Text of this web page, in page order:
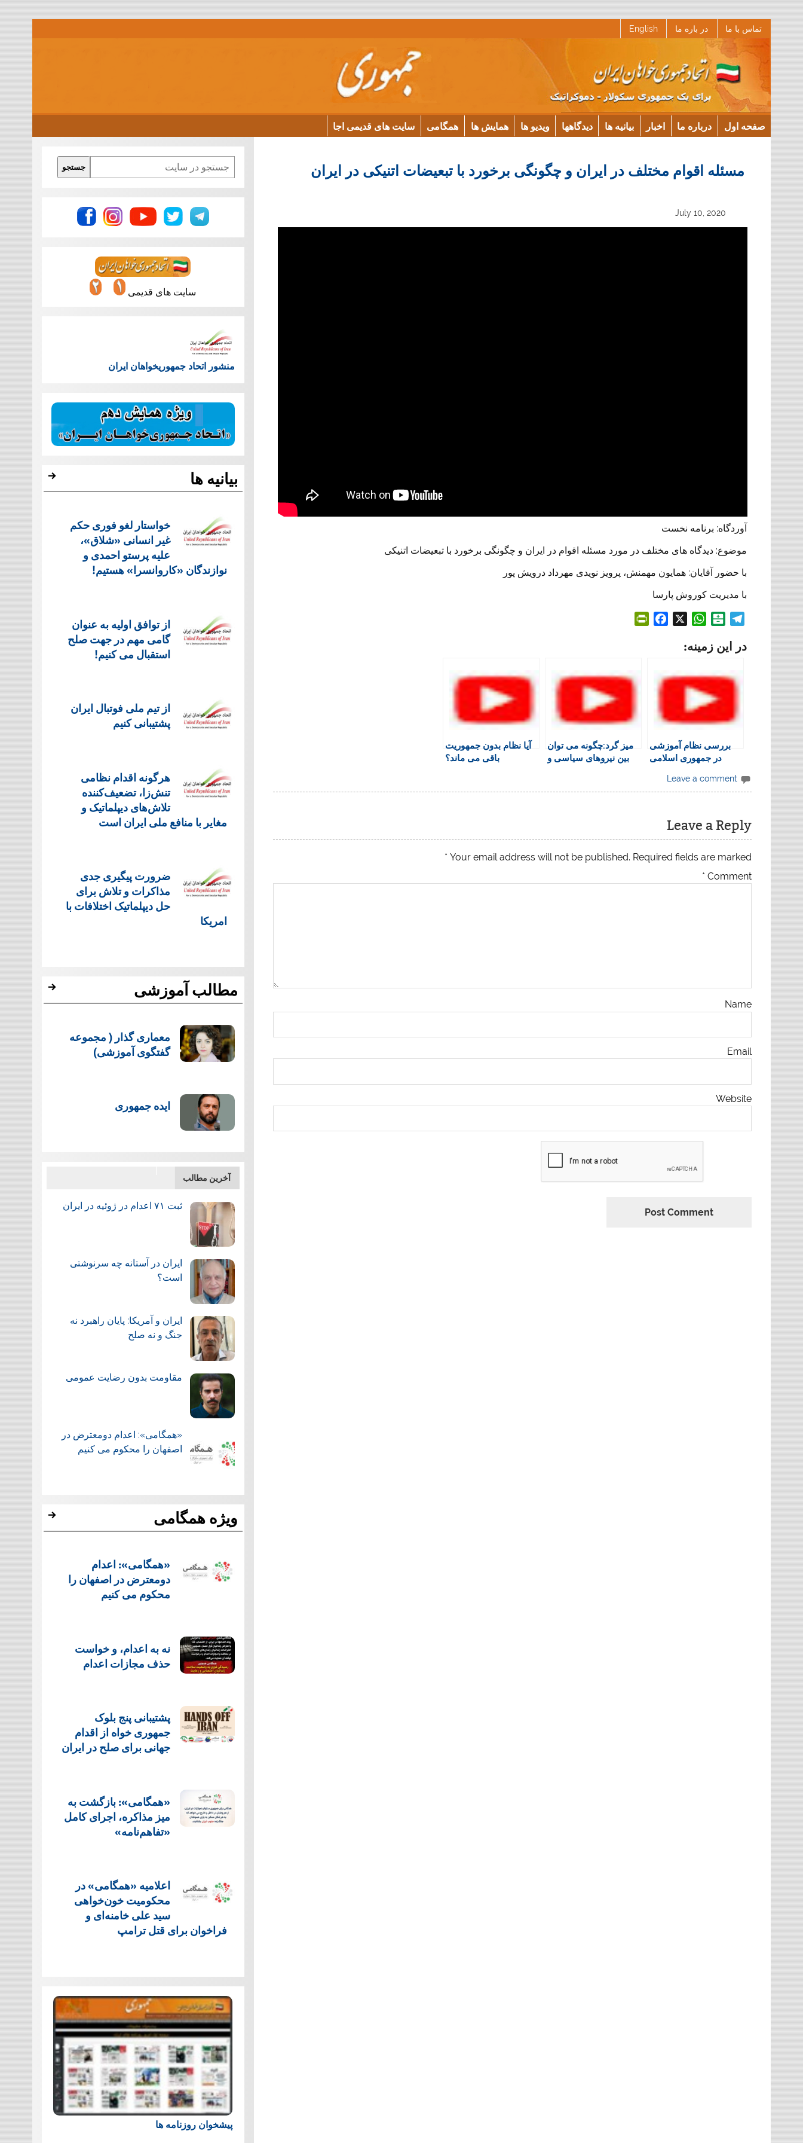
تماس با ما در باره ما English
صفحه اول درباره ما اخبار بیانیه ها دیدگاهها ویدیو ها همایش ها همگامی سایت های قدیمی اجا
مسئله اقوام مختلف در ایران و چگونگی برخورد با تبعیضات اتنیکی در ایران
July 10, 2020
آوردگاه: برنامه نخست
موضوع: دیدگاه های مختلف در مورد مسئله اقوام در ایران و چگونگی برخورد با تبعیضات اتنیکی
با حضور آقایان: همایون مهمنش، پرویز نویدی ‌مهرداد درویش پور
با مدیریت کوروش پارسا
l
g
m
l
t
a
r
i
W
a
s
A
p
p
t
r
i
n
d
y
در این زمینه:
بررسی نظام آموزشی
در جمهوری اسلامی
میز گرد:چگونه می توان
بین نیروهای سیاسی و
آیا نظام بدون جمهوریت
باقی می ماند؟
Leave a comment
Leave a Reply
Your email address will not be published. Required fields are marked
*
Comment
*
Name
Email
Website
Search
جستجو
سایت های قدیمی
منشور اتحاد جمهوریخواهان ایران
بیانیه ها
خواستار لغو فوری حکم
غیر انسانی «شلاق»،
علیه پرستو احمدی و
نوازندگان «کاروانسرا» هستیم!
از توافق اولیه به عنوان
گامی مهم در جهت صلح
استقبال می کنیم!
از تیم ملی فوتبال ایران
پشتیبانی کنیم
هرگونه اقدام نظامی
تنش‌زا، تضعیف‌کننده
تلاش‌های دیپلماتیک و
مغایر با منافع ملی ایران است
ضرورت پیگیری جدی
مذاکرات و تلاش برای
حل دیپلماتیک اختلافات با
امریکا
مطالب آموزشی
معماری گذار ( مجموعه
گفتگوی آموزشی)
ایده جمهوری
آخرین مطالب
ثبت ۷۱ اعدام در ژوئيه در ایران
ایران در آستانه چه سرنوشتی
است؟
ایران و آمریکا: پایان راهبرد نه
جنگ و نه صلح
مقاومت بدون رضایت عمومی
«همگامی»: اعدام دومعترض در
اصفهان را محکوم می کنیم
ویژه همگامی
«همگامی»: اعدام
دومعترض در اصفهان را
محکوم می کنیم
نه به اعدام، و خواست
حذف مجازات اعدام
پشتيبانی پنج بلوک
جمهوری خواه از اقدام
جهانی برای صلح در ایران
«همگامی»: بازگشت به
میز مذاکره، اجرای کامل
«تفاهم‌نامه»
اعلامیه «همگامی» در
محکومیت خون‌خواهی
سید علی خامنه‌ای و
فراخوان برای قتل ترامپ
پیشخوان روزنامه ها